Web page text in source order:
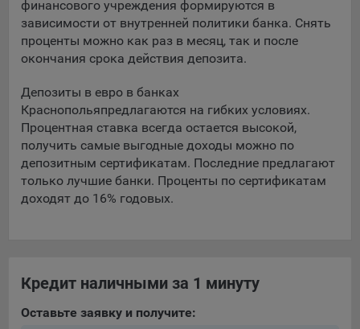
5.4. Создание и предоставление персонализированной
рекламы пользователю.
применяемые при регистрации либо входе в систему, или
для оставления отзыва либо комментария. Данные файлы
cookie используются в целях обеспечения корректной
работы сайтов и полноценного использования его
функционала пользователем, не могут быть отключены в
системах. Вместе с тем, пользователь может настроить
браузер, чтобы он блокировал такие файлы сookie или
уведомлял пользователя об их использовании — но в таком
используются для обеспечения работы некоторых
предпочтений пользователя, в том числе имени
финансового учреждения формируются в
зависимости от внутренней политики банка. Снять
проценты можно как раз в месяц, так и после
окончания срока действия депозита.
Депозиты в евро в банках
Краснопольяпредлагаются на гибких условиях.
Процентная ставка всегда остается высокой,
получить самые выгодные доходы можно по
депозитным сертификатам. Последние предлагают
только лучшие банки. Проценты по сертификатам
доходят до 16% годовых.
Кредит наличными за 1 минуту
Оставьте заявку и получите: